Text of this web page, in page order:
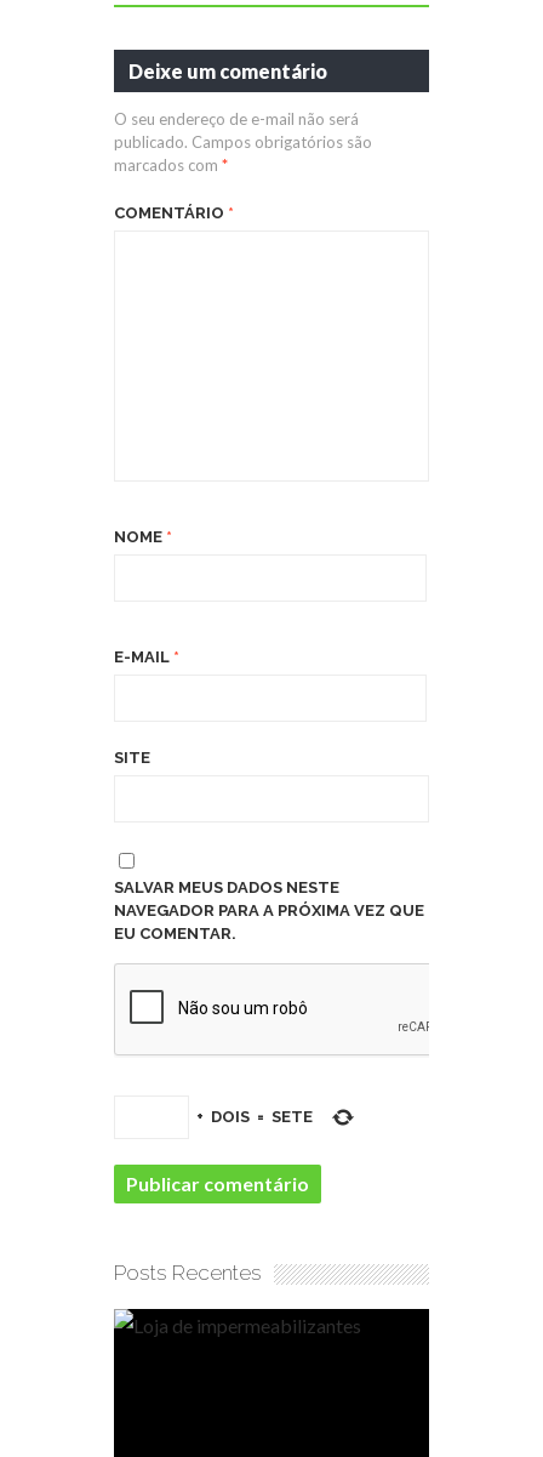
Deixe um comentário
O seu endereço de e-mail não será
publicado. Campos obrigatórios são
marcados com *
COMENTÁRIO *
NOME *
E-MAIL *
SITE
SALVAR MEUS DADOS NESTE
NAVEGADOR PARA A PRÓXIMA VEZ QUE
EU COMENTAR.
+ DOIS = SETE
Posts Recentes